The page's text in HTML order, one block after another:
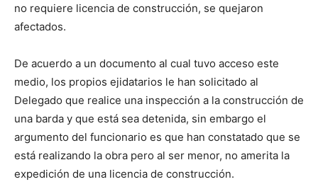
no requiere licencia de construcción, se quejaron
afectados.
De acuerdo a un documento al cual tuvo acceso este
medio, los propios ejidatarios le han solicitado al
Delegado que realice una inspección a la construcción de
una barda y que está sea detenida, sin embargo el
argumento del funcionario es que han constatado que se
está realizando la obra pero al ser menor, no amerita la
expedición de una licencia de construcción.